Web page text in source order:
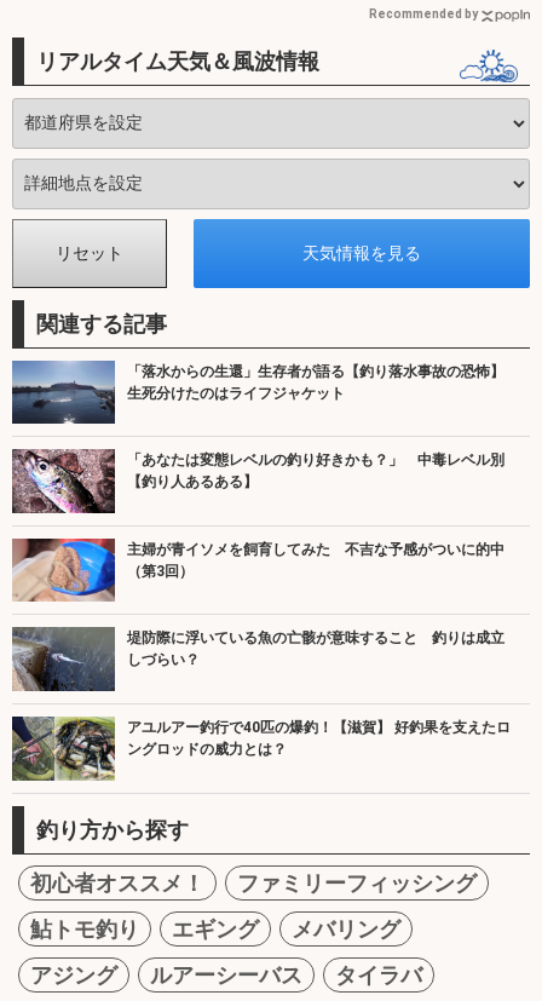
Recommended by
リアルタイム天気＆風波情報
関連する記事
「落水からの生還」生存者が語る【釣り落水事故の恐怖】
生死分けたのはライフジャケット
「あなたは変態レベルの釣り好きかも？」 中毒レベル別
【釣り人あるある】
主婦が青イソメを飼育してみた 不吉な予感がついに的中
（第3回）
堤防際に浮いている魚の亡骸が意味すること 釣りは成立
しづらい？
アユルアー釣行で40匹の爆釣！【滋賀】 好釣果を支えたロ
ングロッドの威力とは？
釣り方から探す
初心者オススメ！
ファミリーフィッシング
鮎トモ釣り
エギング
メバリング
アジング
ルアーシーバス
タイラバ